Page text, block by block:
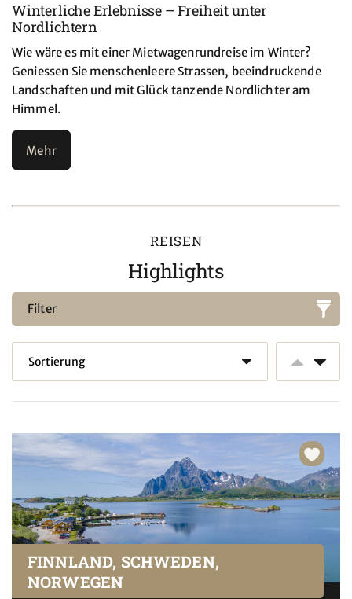
Winterliche Erlebnisse – Freiheit unter
Nordlichtern
Wie wäre es mit einer Mietwagenrundreise im Winter?
Geniessen Sie menschenleere Strassen, beeindruckende
Landschaften und mit Glück tanzende Nordlichter am
Himmel.
Mehr
REISEN
Highlights
Filter
FINNLAND, SCHWEDEN,
NORWEGEN